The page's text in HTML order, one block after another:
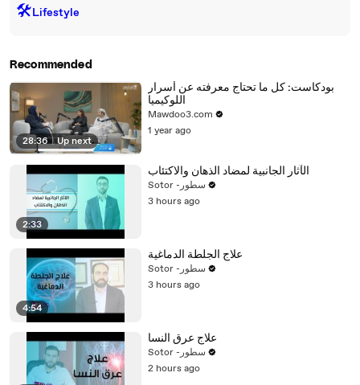
🛠️Lifestyle
Recommended
28:36 | Up next
بودكاست: كل ما تحتاج معرفته عن أسرار
اللوكيميا
Mawdoo3.com
1 year ago
2:33
الآثار الجانبية لمضاد الذهان والاكتئاب
Sotor -سطور
3 hours ago
4:54
علاج الجلطة الدماغية
Sotor -سطور
3 hours ago
علاج عرق النسا
Sotor -سطور
2 hours ago